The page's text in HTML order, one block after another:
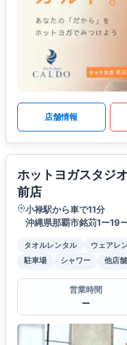
店舗情報
ホットヨガスタジ
前店
小禄駅から車で11分
沖縄県那覇市銘苅1ー19
タオルレンタル ウェアレ
駐車場
シャワー 他店
営業時間
ー